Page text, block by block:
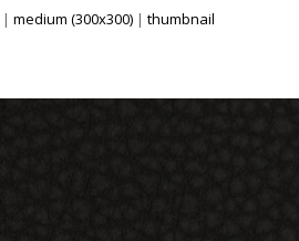
|medium (300x300) |thumbnail